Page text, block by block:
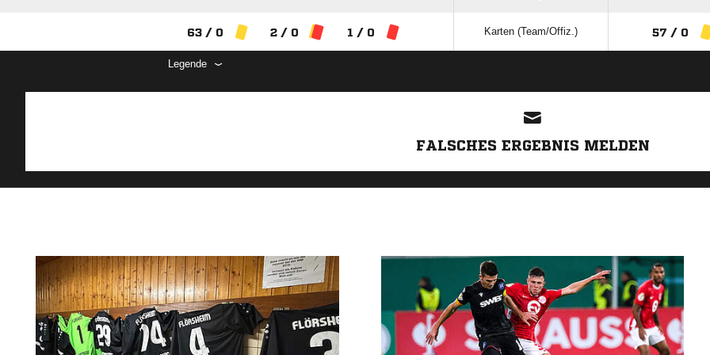
63 / 0 2 / 0 1 / 0 Karten (Team/Offiz.) 57 / 0
Legende
FALSCHES ERGEBNIS MELDEN